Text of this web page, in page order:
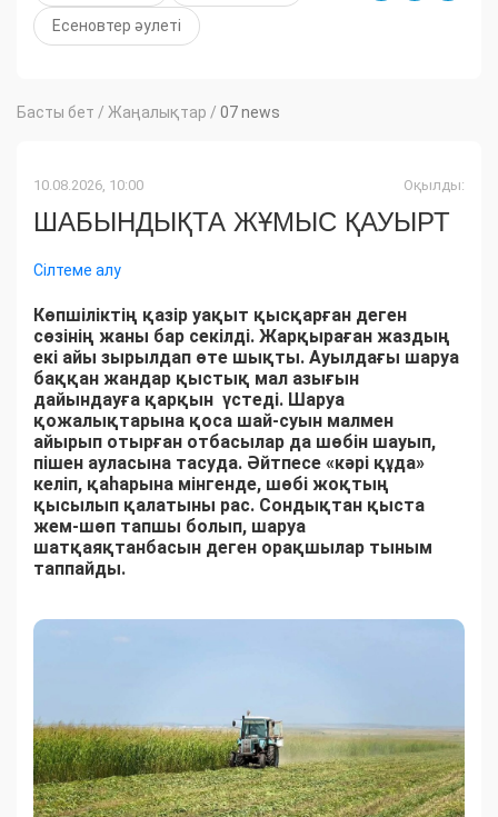
Есеновтер әулеті
Басты бет / Жаңалықтар / 07 news
10.08.2026, 10:00 Оқылды:
ШАБЫНДЫҚТА ЖҰМЫС ҚАУЫРТ
Сілтеме алу
Көпшіліктің қазір уақыт қысқарған деген
сөзінің жаны бар секілді. Жарқыраған жаздың
екі айы зырылдап өте шықты. Ауылдағы шаруа
баққан жандар қыстық мал азығын
дайындауға қарқын үстеді. Шаруа
қожалықтарына қоса шай-суын малмен
айырып отырған отбасылар да шөбін шауып,
пішен ауласына тасуда. Әйтпесе «кәрі құда»
келіп, қаһарына мінгенде, шөбі жоқтың
қысылып қалатыны рас. Сондықтан қыста
жем-шөп тапшы болып, шаруа
шатқаяқтанбасын деген орақшылар тыным
таппайды.